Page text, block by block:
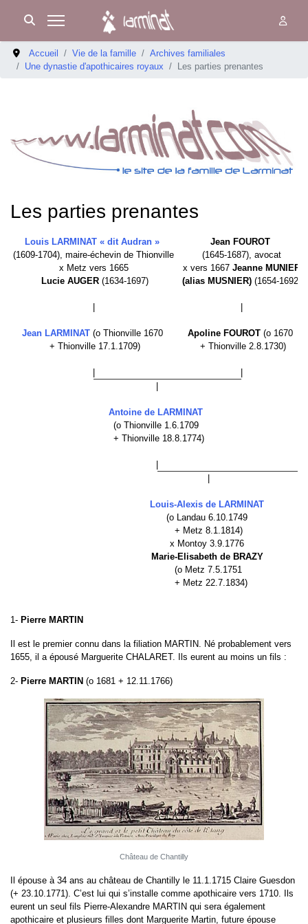
Accueil Vie de la famille
Archives familiales
Une dynastie d'apothicaires royaux
Les parties prenantes
Les parties prenantes
Louis LARMINAT « dit Audran »
(1609-1704), maire-échevin de Thionville
x Metz vers 1665
Lucie AUGER (1634-1697)
Jean FOUROT
(1645-1687), avocat
x vers 1667 Jeanne MUNIER
(alias MUSNIER) (1654-1692)
Jean LARMINAT(o Thionville 1670
+ Thionville 17.1.1709)
Apoline FOUROT (o 1670
+ Thionville 2.8.1730)
Antoine de LARMINAT
(o Thionville 1.6.1709
+ Thionville 18.8.1774)
Louis-Alexis de LARMINAT
(o Landau 6.10.1749
+ Metz 8.1.1814)
x Montoy 3.9.1776
Marie-Elisabeth de BRAZY
(o Metz 7.5.1751
+ Metz 22.7.1834)
1- Pierre MARTIN
Il est le premier connu dans la filiation MARTIN. Né probablement vers
1655, il a épousé Marguerite CHALARET. Ils eurent au moins un fils :
2- Pierre MARTIN (o 1681 + 12.11.1766)
Château de Chantilly
Il épouse à 34 ans au château de Chantilly le 11.1.1715 Claire Guesdon
(+ 23.10.1771). C’est lui qui s’installe comme apothicaire vers 1710. Ils
eurent un seul fils Pierre-Alexandre MARTIN qui sera également
apothicaire et plusieurs filles dont Marguerite Martin, future épouse